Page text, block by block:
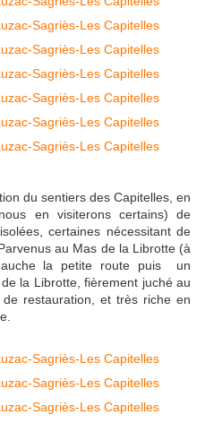
du sentiers des Capitelles, en
en visiterons certains) de
certaines nécessitant de
au Mas de la Librotte (à
la petite route puis un
la Librotte, fièrement juché au
restauration, et très riche en